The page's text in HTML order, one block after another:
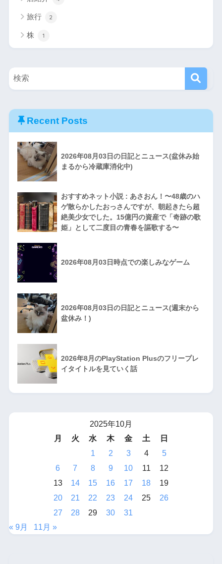
旅行 2
株 1
Recent Posts
2026年08月03日の日記とニュース(盆休み始
まるから冷蔵庫消化中)
おすすめネット小説 : あさおん！〜48歳のハ
ゲ散らかしたおっさんですが、朝起きたら超
絶美少女でした。15億円の資産で「奇跡の歌
姫」として二度目の青春を謳歌する〜
2026年08月03日時点での楽しみなゲーム
2026年08月03日の日記とニュース(週末から
盆休み！)
2026年8月のPlayStation Plusのフリープレ
イタイトルを見ていく話
2025年10月
月
火 水 木 金 土
日
1
2 3 4
5
6
7 8 9 10 11
12
13
14 15 16 17 18
19
20
21 22 23 24 25
26
27
28 29 30
31
« 9月
11月 »